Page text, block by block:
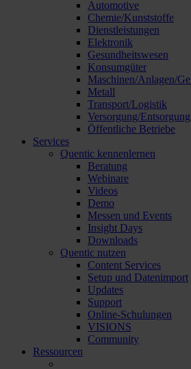
Automotive
Chemie/Kunststoffe
Dienstleistungen
Elektronik
Gesundheitswesen
Konsumgüter
Maschinen/Anlagen/
Metall
Transport/Logistik
Versorgung/Entsorgung
Öffentliche Betriebe
Services
Quentic kennenlernen
Beratung
Webinare
Videos
Demo
Messen und Events
Insight Days
Downloads
Quentic nutzen
Content Services
Setup und Datenimport
Updates
Support
Online-Schulungen
VISIONS
Community
Ressourcen